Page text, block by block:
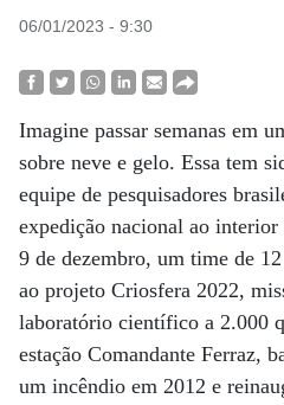
06/01/2023 - 9:30
Imagine passar semanas em
sobre neve e gelo. Essa tem
equipe de pesquisadores
expedição nacional ao
9 de dezembro, um time de
ao projeto Criosfera 2022,
laboratório científico a 2.000
estação Comandante Ferraz,
um incêndio em 2012 e